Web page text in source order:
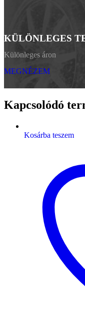
KÜLÖNLEGES
Különleges áron
MEGNÉZEM
Kapcsolódó
Kosárba teszem